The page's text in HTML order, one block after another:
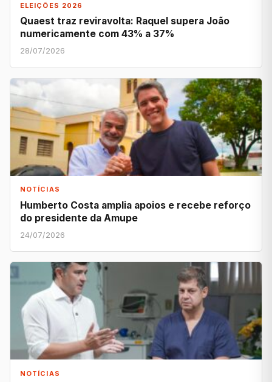
ELEIÇÕES 2026
Quaest traz reviravolta: Raquel supera João
numericamente com 43% a 37%
28/07/2026
NOTÍCIAS
Humberto Costa amplia apoios e recebe reforço
do presidente da Amupe
24/07/2026
NOTÍCIAS